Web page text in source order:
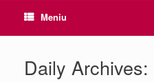
Meniu
Daily Archives: